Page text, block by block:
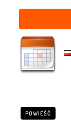
POWIEŚĆ